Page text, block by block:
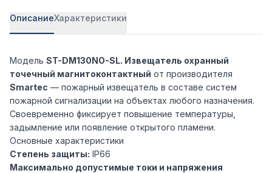
ОписаниеХарактеристики
Модель ST-DM130NO-SL. Извещатель охранный
точечный магнитоконтактный от производителя
Smartec — пожарный извещатель в составе систем
пожарной сигнализации на объектах любого назначения.
Своевременно фиксирует повышение температуры,
задымление или появление открытого пламени.
Основные характеристики
Степень защиты: IP66
Максимально допустимые токи и напряжения